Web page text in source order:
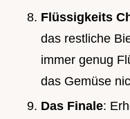
Flüssigkeits
das restliche
immer genug
das Gemüse
Das Finale: